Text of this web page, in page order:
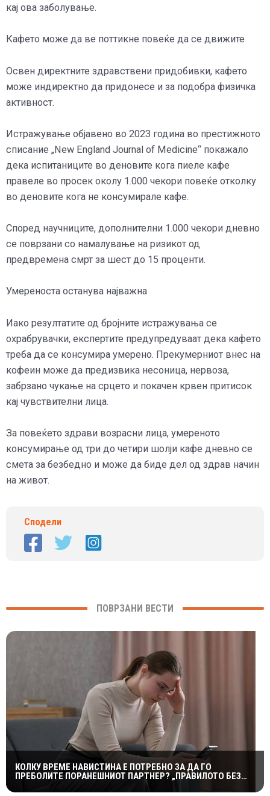
кај ова заболување.
Кафето може да ве поттикне повеќе да се движите
Освен директните здравствени придобивки, кафето
може индиректно да придонесе и за подобра физичка
активност.
Истражување објавено во 2023 година во престижното
списание „New England Journal of Medicine“ покажало
дека испитаниците во деновите кога пиеле кафе
правеле во просек околу 1.000 чекори повеќе отколку
во деновите кога не консумирале кафе.
Според научниците, дополнителни 1.000 чекори дневно
се поврзани со намалување на ризикот од
предвремена смрт за шест до 15 проценти.
Умереноста останува најважна
Иако резултатите од бројните истражувања се
охрабрувачки, експертите предупредуваат дека кафето
треба да се консумира умерено. Прекумерниот внес на
кофеин може да предизвика несоница, нервоза,
забрзано чукање на срцето и покачен крвен притисок
кај чувствителни лица.
За повеќето здрави возрасни лица, умереното
консумирање од три до четири шолји кафе дневно се
смета за безбедно и може да биде дел од здрав начин
на живот.
Сподели
ПОВРЗАНИ ВЕСТИ
КОЛКУ ВРЕМЕ НАВИСТИНА Е ПОТРЕБНО ЗА ДА ГО
ПРЕБОЛИТЕ ПОРАНЕШНИОТ ПАРТНЕР? „ПРАВИЛОТО БЕЗ
КОНТАКТ“ НЕ Е МАГИЧНА ФОРМУЛА